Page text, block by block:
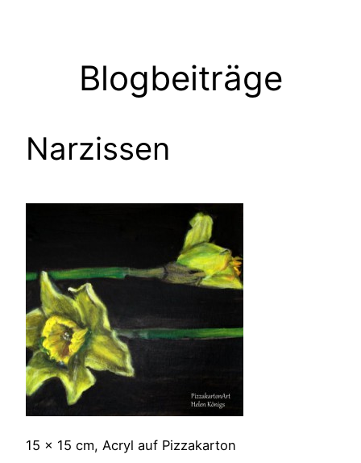
Blogbeiträge
Narzissen
15 x 15 cm, Acryl auf Pizzakarton